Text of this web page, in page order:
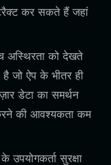
कर सकते हैं जहां
को देखते
जो ऐप के भीतर ही
डेटा का समर्थन
की आवश्यकता कम
उपयोगकर्ता सुरक्षा